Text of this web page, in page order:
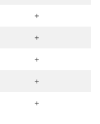
+
+
+
+
+